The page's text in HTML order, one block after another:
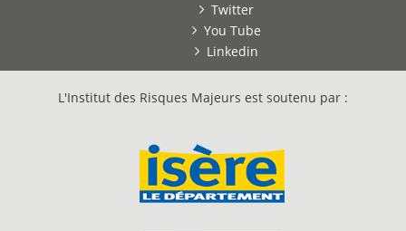
Twitter
You Tube
Linkedin
L'Institut des Risques Majeurs est soutenu par :